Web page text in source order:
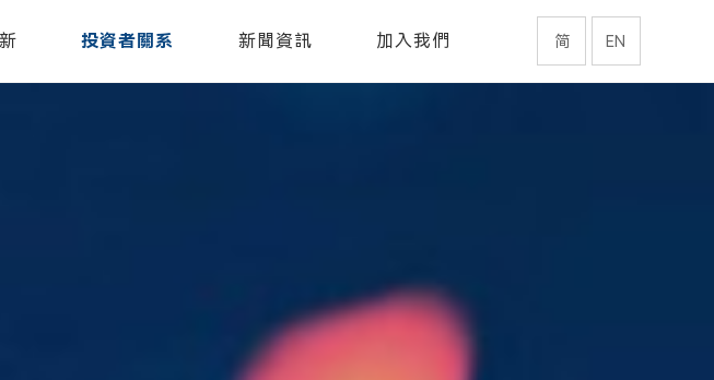
投資者關系 新聞資訊 加入我們 简 EN